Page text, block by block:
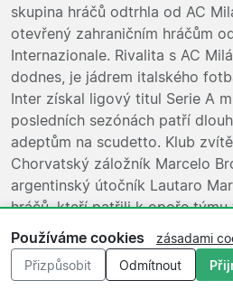
skupina hráčů odtrhla od AC
otevřený zahraničním hráčům
Internazionale. Rivalita s AC
dodnes, je jádrem italského
Inter získal ligový titul Serie A
posledních sezónách patří
adeptům na scudetto. Klub
Chorvatský záložník Marcelo
argentinský útočník Lautaro
hráčů, kteří patřili k opoře týmu
Shabab Al-Ordon vstupenky
katalogu tohoto webu výrazně
evropský klub.
Používáme cookies
zásadami
Přizpůsobit
Odmítnout